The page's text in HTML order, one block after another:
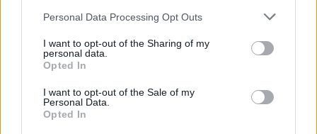
Personal Data Processing Opt Outs
I want to opt-out of the Sharing of my
personal data.
Opted In
I want to opt-out of the Sale of my
Personal Data.
Opted In
anche dalla storia della nostra terra.
Mamdani
sentore italo americano Vito Marcantonio, che
nella New York del primo ‘900 fu un leader attento
ai bisogni della popolazione, politico di strada,
come anche il sindaco Fiorello LaGuardia, figura
progressista e molto amata per le sue riforme nel